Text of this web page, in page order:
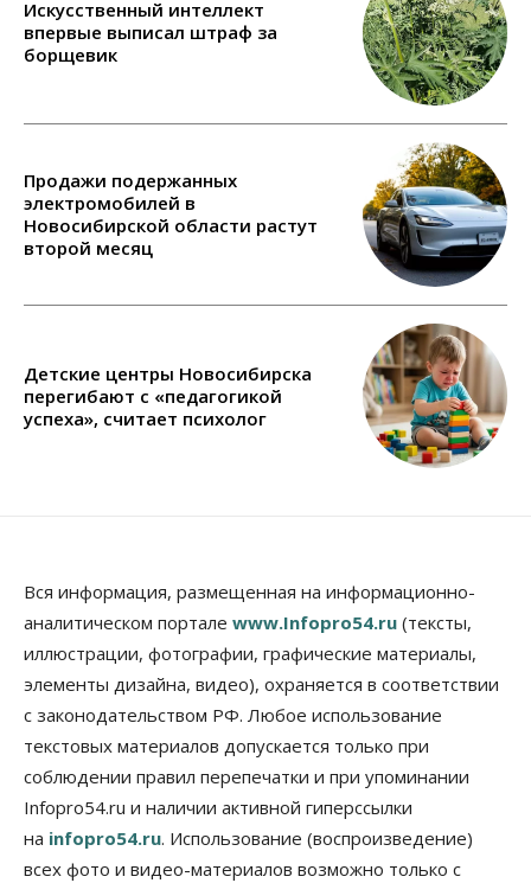
Искусственный интеллект
впервые выписал штраф за
борщевик
Продажи подержанных
электромобилей в
Новосибирской области растут
второй месяц
Детские центры Новосибирска
перегибают с «педагогикой
успеха», считает психолог
Вся информация, размещенная на информационно-
аналитическом портале www.Infopro54.ru (тексты,
иллюстрации, фотографии, графические материалы,
элементы дизайна, видео), охраняется в соответствии
с законодательством РФ. Любое использование
текстовых материалов допускается только при
соблюдении правил перепечатки и при упоминании
Infopro54.ru и наличии активной гиперссылки
на infopro54.ru. Использование (воспроизведение)
всех фото и видео-материалов возможно только с